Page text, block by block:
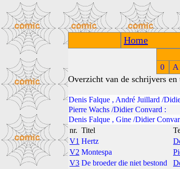
Home
0 A
Overzicht van de schrijvers en
Denis Falque , André Juillard /
Pierre Wachs /Didier Convard :
Denis Falque , Gine /Didier
nr. Titel
V1 Hertz
V2 Montespa
V3 De broeder die niet bestond